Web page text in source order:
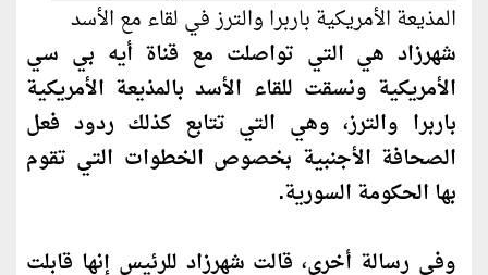
المذيعة الأمريكية باربرا والترز في لقاء مع الأسد
شهرزاد هي التي تواصلت مع قناة أيه بي سي
الأمريكية ونسقت للقاء الأسد بالمذيعة الأمريكية
باربرا والترز، وهي التي تتابع كذلك ردود فعل
الصحافة الأجنبية بخصوص الخطوات التي تقوم
بها الحكومة السورية.
وفي رسالة أخرى، قالت شهرزاد للرئيس إنها قابلت